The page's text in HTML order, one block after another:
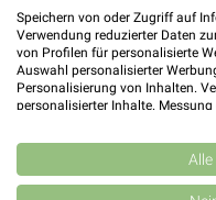
Speichern von oder Zugriff auf
Verwendung reduzierter Daten
von Profilen für personalisierte
Auswahl personalisierter
Personalisierung von Inhalten.
personalisierter Inhalte.
Kombinationen von Daten aus
Verbesserung der Angebote.
von Inhalten.
Daten können außerhalb der